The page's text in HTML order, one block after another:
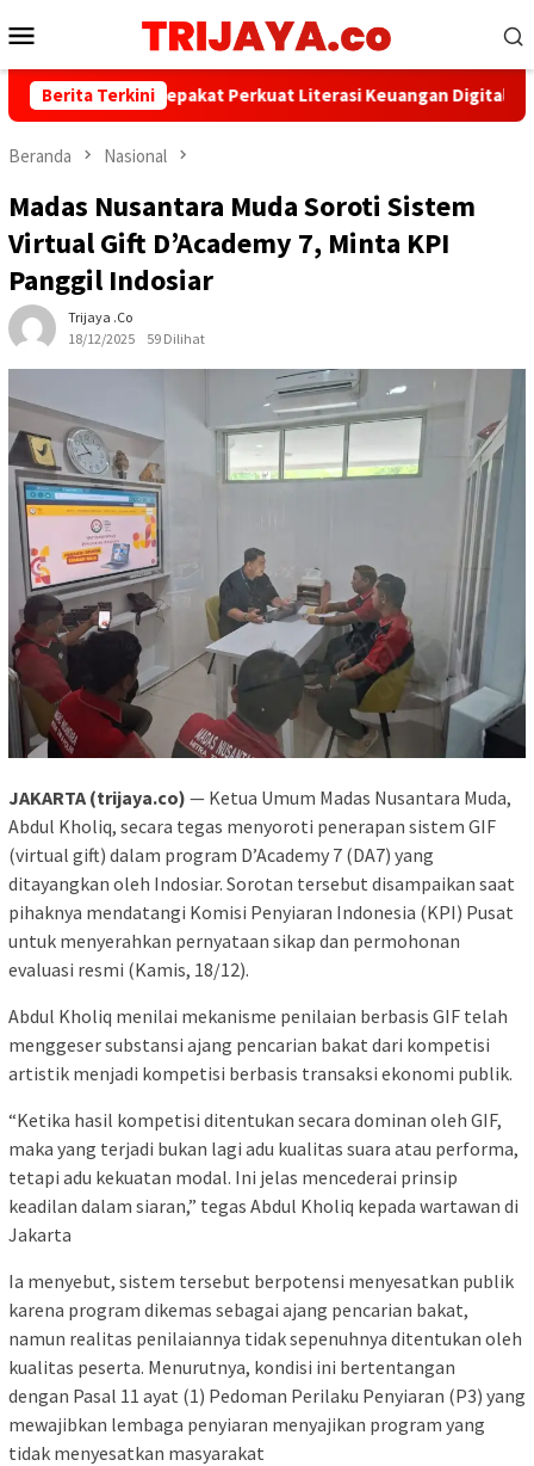
ke
Mobile
Berita Terkini
dan AFPI Sepakat Perkuat Literasi Keuangan Digital dan Bijak
Beranda Nasional
Madas Nusantara Muda Soroti Sistem
Virtual Gift D’Academy 7, Minta KPI
Panggil Indosiar
Trijaya .co
18/12/2025
59 Dilihat
JAKARTA (trijaya.co) — Ketua Umum Madas Nusantara Muda,
Abdul Kholiq, secara tegas menyoroti penerapan sistem GIF
(virtual gift) dalam program D’Academy 7 (DA7) yang
ditayangkan oleh Indosiar. Sorotan tersebut disampaikan saat
pihaknya mendatangi Komisi Penyiaran Indonesia (KPI) Pusat
untuk menyerahkan pernyataan sikap dan permohonan
evaluasi resmi (Kamis, 18/12).
Abdul Kholiq menilai mekanisme penilaian berbasis GIF telah
menggeser substansi ajang pencarian bakat dari kompetisi
artistik menjadi kompetisi berbasis transaksi ekonomi publik.
“Ketika hasil kompetisi ditentukan secara dominan oleh GIF,
maka yang terjadi bukan lagi adu kualitas suara atau performa,
tetapi adu kekuatan modal. Ini jelas mencederai prinsip
keadilan dalam siaran,” tegas Abdul Kholiq kepada wartawan di
Jakarta
Ia menyebut, sistem tersebut berpotensi menyesatkan publik
karena program dikemas sebagai ajang pencarian bakat,
namun realitas penilaiannya tidak sepenuhnya ditentukan oleh
kualitas peserta. Menurutnya, kondisi ini bertentangan
dengan Pasal 11 ayat (1) Pedoman Perilaku Penyiaran (P3) yang
mewajibkan lembaga penyiaran menyajikan program yang
tidak menyesatkan masyarakat